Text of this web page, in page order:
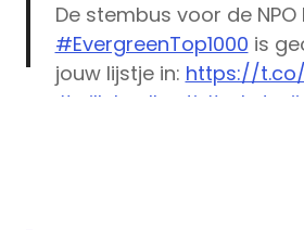
De stembus voor de NPO
#EvergreenTop1000 is
jouw lijstje in: https://
#willekealberti #robdenijs